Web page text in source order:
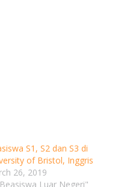
S1, S2 dan S3 di
of Bristol, Inggris
26, 2019
Luar Negeri"